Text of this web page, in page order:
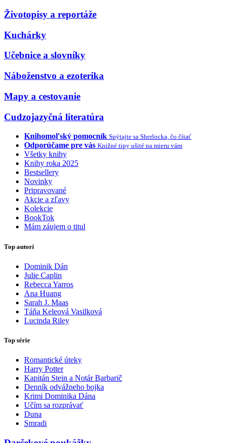
Životopisy a reportáže
Kuchárky
Učebnice a slovníky
Náboženstvo a ezoterika
Mapy a cestovanie
Cudzojazyčná literatúra
Knihomoľský pomocník Spýtajte sa Sherlocka, čo čítať
Odporúčame pre vás Knižné tipy ušité na mieru vám
Všetky knihy
Knihy roka 2025
Bestsellery
Novinky
Pripravované
Akcie a zľavy
Kolekcie
BookTok
Mám záujem o titul
Top autori
Dominik Dán
Julie Caplin
Rebecca Yarros
Ana Huang
Sarah J. Maas
Táňa Keleová Vasilková
Lucinda Riley
Top série
Romantické úteky
Harry Potter
Kapitán Stein a Notár Barbarič
Denník odvážneho bojka
Krimi Dominika Dána
Učím sa rozprávať
Duna
Smradi